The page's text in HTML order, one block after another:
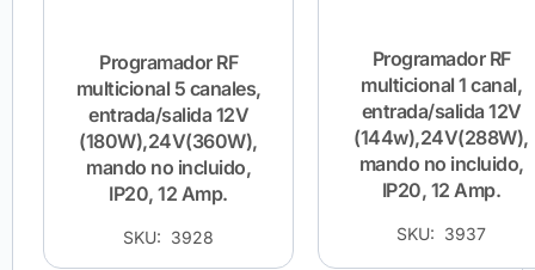
Programador RF
multicional 5 canales,
entrada/salida 12V
(180W),24V(360W),
mando no incluido,
IP20, 12 Amp.
SKU: 3928
Programador RF
multicional 1 canal,
entrada/salida 12V
(144w),24V(288W),
mando no incluido,
IP20, 12 Amp.
SKU: 3937